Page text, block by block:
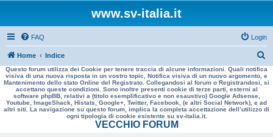
www.sv-italia.it
FAQ Login
Home Indice
e
r
a
Questo forum utilizza dei Cookie per tenere traccia di alcune informazioni. Quali notifica
visiva di una nuova risposta in un vostro topic, Notifica visiva di un nuovo argomento, e
Mantenimento dello stato Online del Registrato. Collegandosi al forum o Registrandosi, si
accettano queste condizioni. Sono inoltre presenti cookie di terze parti, esterni al
software phpBB, relativi a (titolo esemplificativo e non esaustivo) Google Adsense,
Youtube, ImageShack, Histats, Google+, Twitter, Facebook, (e altri Social Network), e ad
altri siti. La navigazione su questo forum, implica la completa accettazione dell’utilizzo di
ogni tipologia di cookie esistente su sv-italia.it.
VECCHIO FORUM